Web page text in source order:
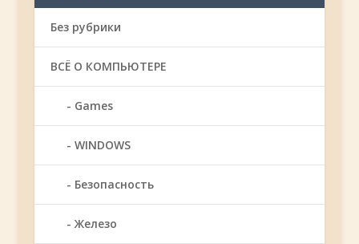
Без рубрики
ВСЁ О КОМПЬЮТЕРЕ
Games
WINDOWS
Безопасность
Железо